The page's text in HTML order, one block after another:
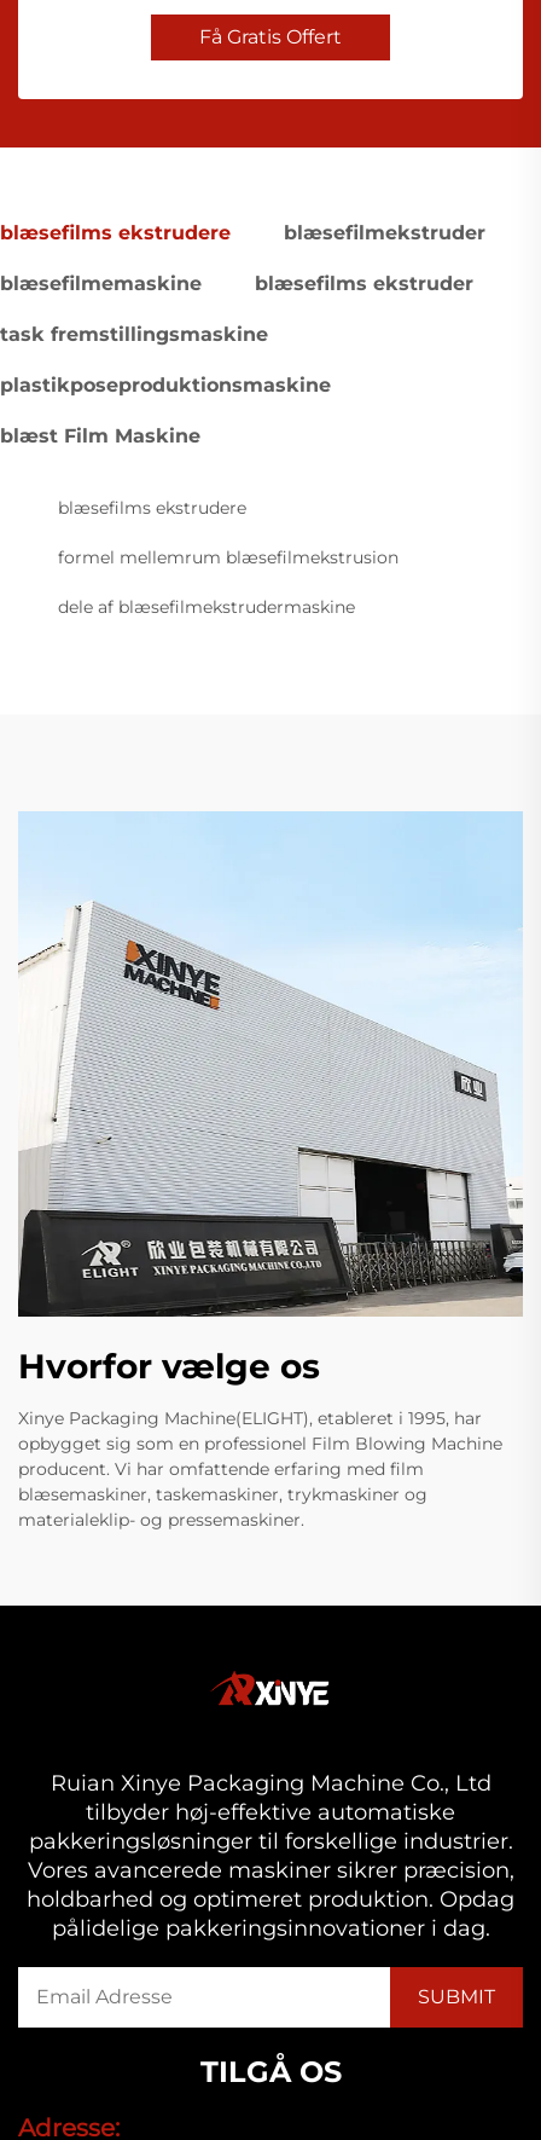
Få Gratis Offert
blæsefilms ekstrudere blæsefilmekstruder
blæsefilmemaskine blæsefilms ekstruder
task fremstillingsmaskine
plastikposeproduktionsmaskine
blæst Film Maskine
blæsefilms ekstrudere
formel mellemrum blæsefilmekstrusion
dele af blæsefilmekstrudermaskine
Hvorfor vælge os
Xinye Packaging Machine(ELIGHT), etableret i 1995, har
opbygget sig som en professionel Film Blowing Machine
producent. Vi har omfattende erfaring med film
blæsemaskiner, taskemaskiner, trykmaskiner og
materialeklip- og pressemaskiner.
Ruian Xinye Packaging Machine Co., Ltd
tilbyder høj-effektive automatiske
pakkeringsløsninger til forskellige industrier.
Vores avancerede maskiner sikrer præcision,
holdbarhed og optimeret produktion. Opdag
pålidelige pakkeringsinnovationer i dag.
TILGÅ OS
Adresse: